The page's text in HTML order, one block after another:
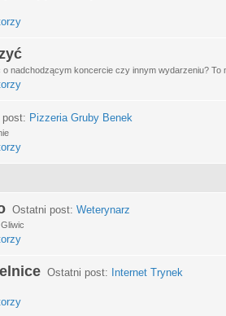
nadchodzącym koncercie czy innym wydarzeniu? To
Pizzeria Gruby Benek
Ostatni post: Weterynarz
Ostatni post: Internet Trynek